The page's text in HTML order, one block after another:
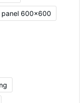
panel 600x600